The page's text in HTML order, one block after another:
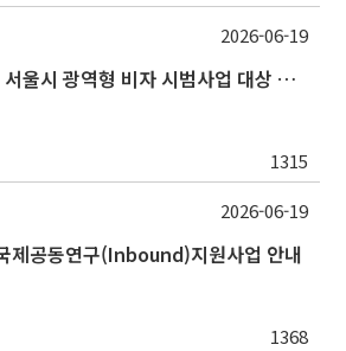
2026학년도 2학기 서울시 광역형 비자 시범사업 대상 추천 안내
1315
2026-06-19
제공동연구(Inbound)지원사업 안내
1368
2026-06-19